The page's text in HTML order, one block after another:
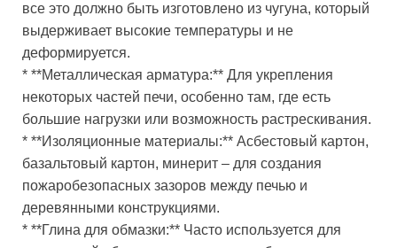
все это должно быть изготовлено из чугуна, который
выдерживает высокие температуры и не
деформируется.
* **Металлическая арматура:** Для укрепления
некоторых частей печи, особенно там, где есть
большие нагрузки или возможность растрескивания.
* **Изоляционные материалы:** Асбестовый картон,
базальтовый картон, минерит – для создания
пожаробезопасных зазоров между печью и
деревянными конструкциями.
* **Глина для обмазки:** Часто используется для